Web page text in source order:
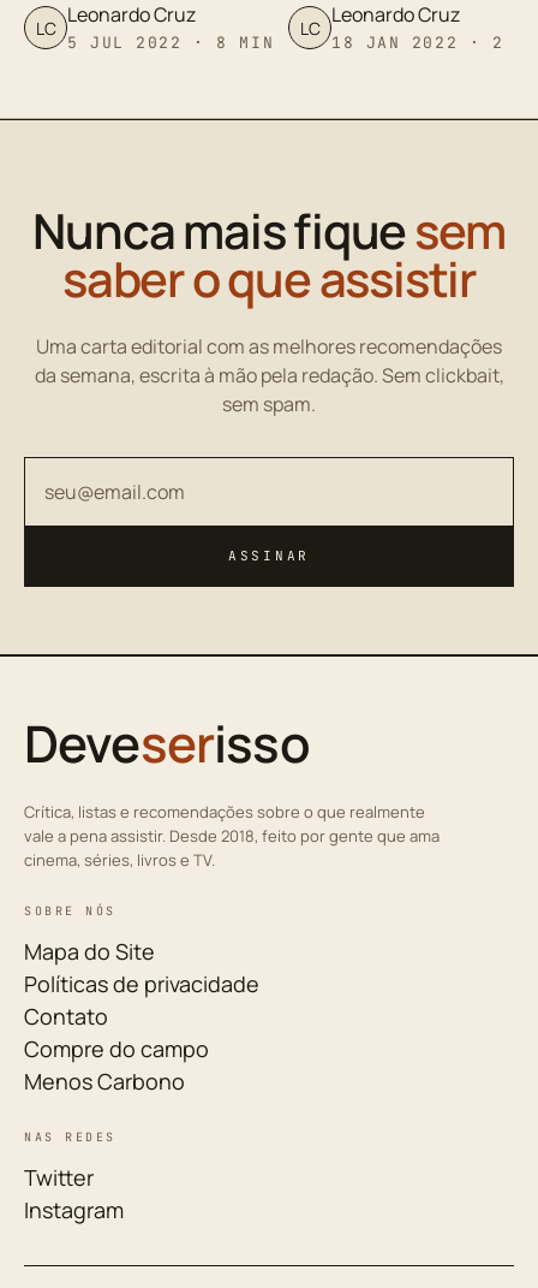
LC Leonardo Cruz
5 JUL 2022 · 8 MIN
LC Leonardo Cruz
18 JAN 2022 · 2
Nunca mais fiquesem
saber o que assistir
Uma carta editorial com as melhores recomendações
da semana, escrita à mão pela redação. Sem clickbait,
sem spam.
ASSINAR
Deveserisso
Crítica, listas e recomendações sobre o que realmente
vale a pena assistir. Desde 2018, feito por gente que ama
cinema, séries, livros e TV.
SOBRE NÓS
Mapa do Site
Políticas de privacidade
Contato
Compre do campo
Menos Carbono
NAS REDES
Twitter
Instagram